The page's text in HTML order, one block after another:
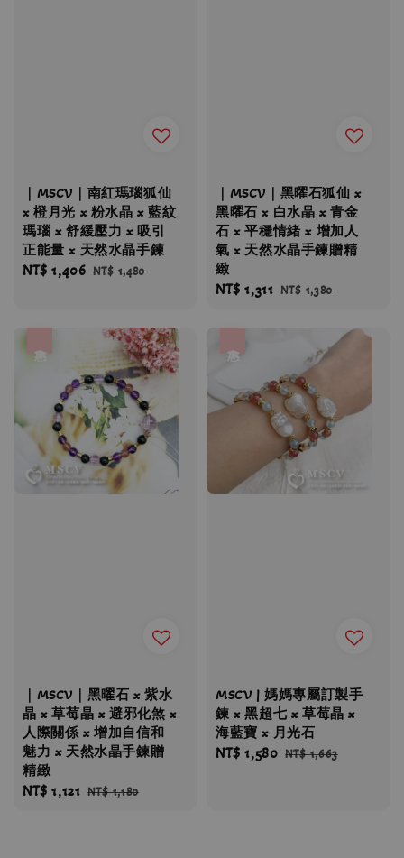
｜MSCV｜南紅瑪瑙狐仙
x 橙月光 x 粉水晶 x 藍紋
瑪瑙 x 舒緩壓力 x 吸引
正能量 x 天然水晶手鍊
Sale
NT$ 1,406 Regular
NT$ 1,480
｜MSCV｜黑曜石狐仙 x
黑曜石 x 白水晶 x 青金
石 x 平穩情緒 x 增加人
氣 x 天然水晶手鍊贈精
緻
Sale
NT$ 1,311 Regular
NT$ 1,380
｜MSCV｜黑曜石 x 紫水
晶 x 草莓晶 x 避邪化煞 x
人際關係 x 增加自信和
魅力 x 天然水晶手鍊贈
精緻
Sale
NT$ 1,121 Regular
NT$ 1,180
MSCV | 媽媽專屬訂製手
鍊 x 黑超七 x 草莓晶 x
海藍寶 x 月光石
Sale
NT$ 1,580 Regular
NT$ 1,663